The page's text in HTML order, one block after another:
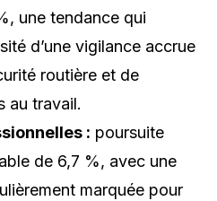
une tendance qui
d’une vigilance accrue
routière et de
au travail.
: poursuite
de 6,7 %, avec une
marquée pour